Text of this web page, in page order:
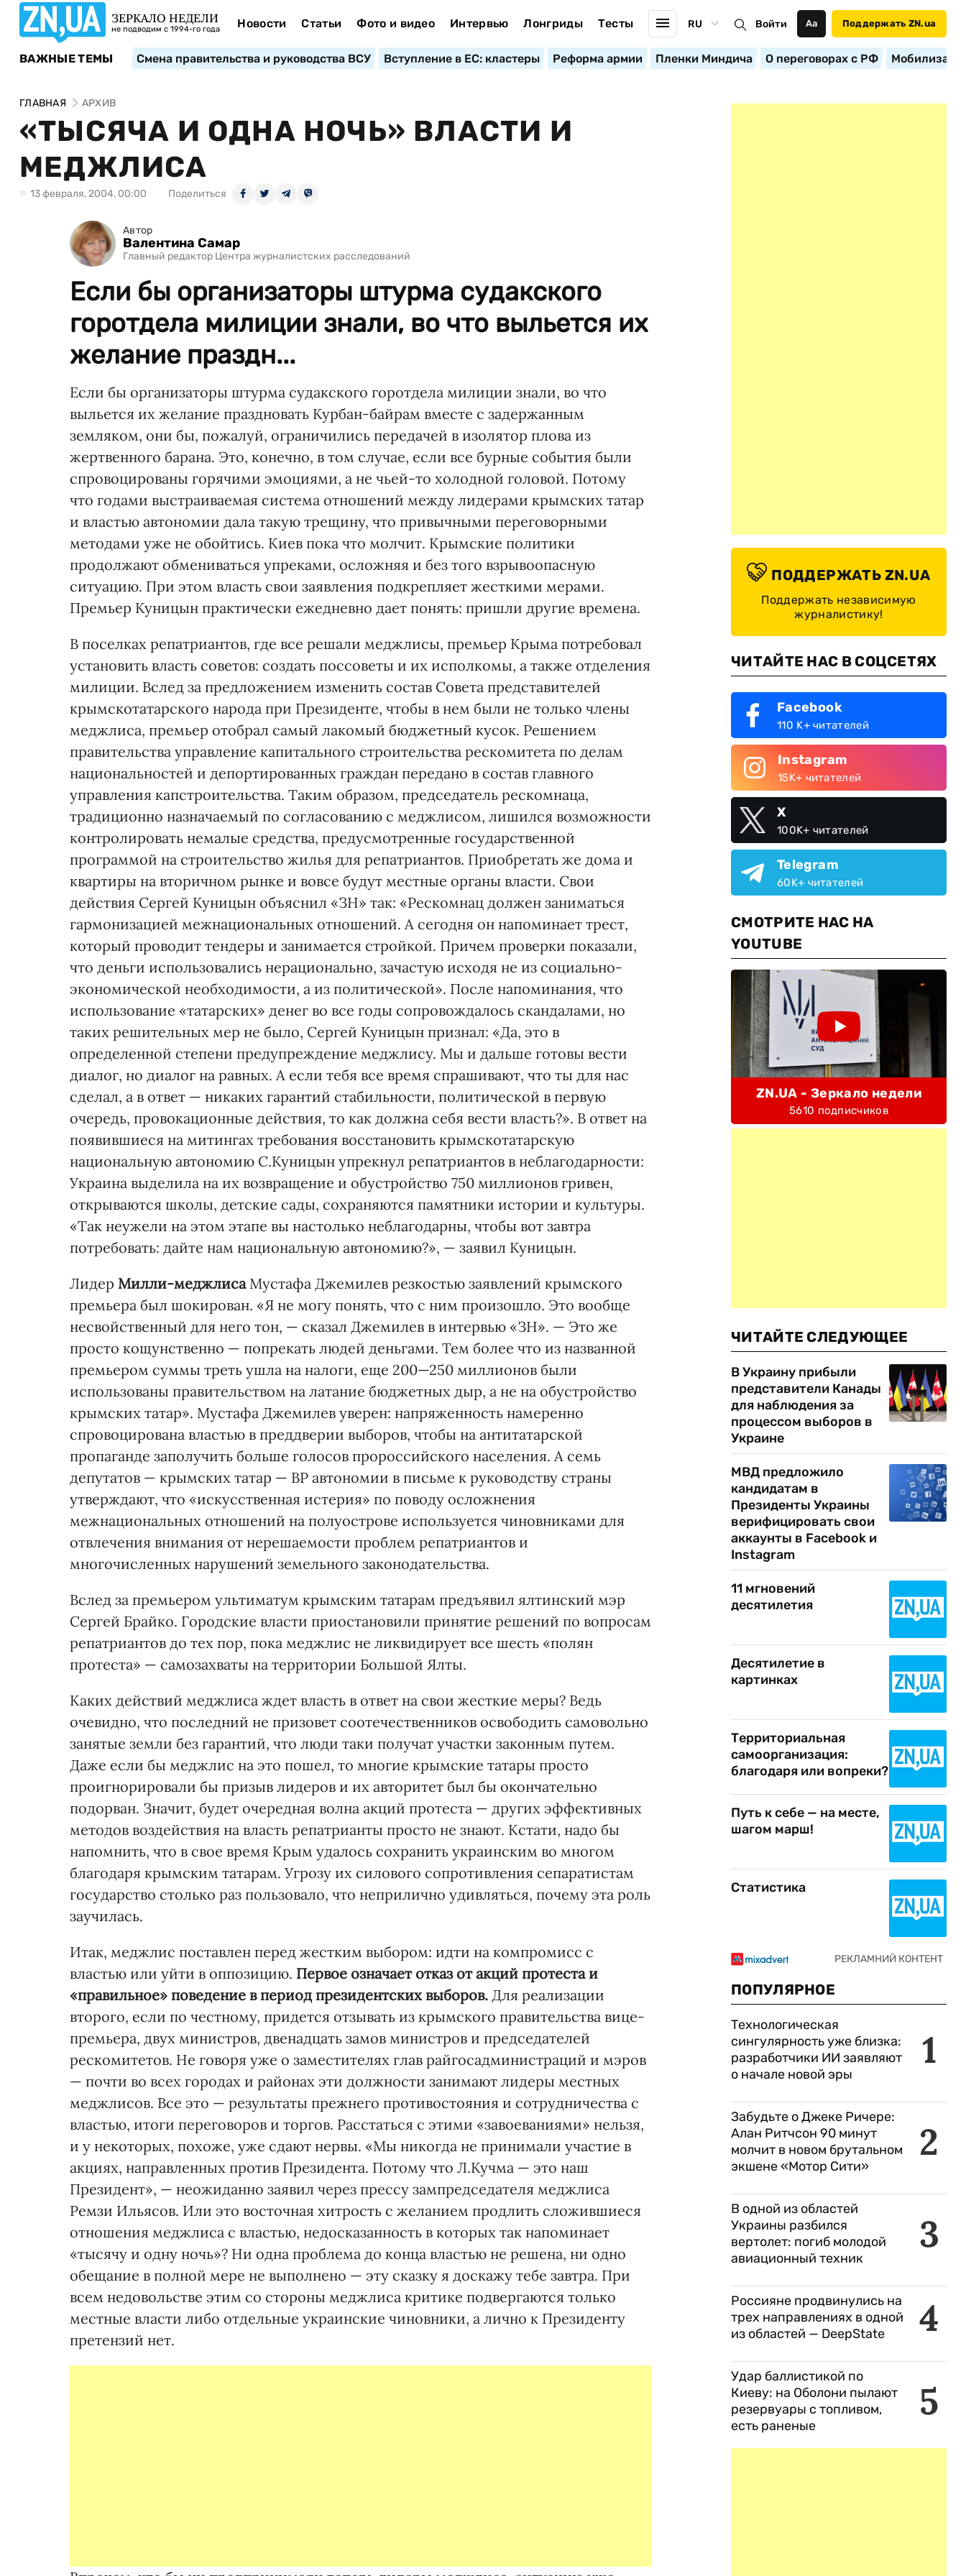
ЗЕРКАЛО НЕДЕЛИ
не подводим с 1994-го года Новости Статьи Фото и видео Интервью Лонгриды Тесты RU Войти Аа Поддержать ZN.ua
ВАЖНЫЕ ТЕМЫ Смена правительства и руководства ВСУ Вступление в ЕС: кластеры Реформа армии Пленки Миндича О переговорах с РФ
ГЛАВНАЯ АРХИВ
«ТЫСЯЧА И ОДНА НОЧЬ» ВЛАСТИ И
МЕДЖЛИСА
13 февраля, 2004, 00:00 Поделиться
Автор
Валентина Самар
Главный редактор Центра журналистских расследований
Если бы организаторы штурма судакского
горотдела милиции знали, во что выльется их
желание праздн...
Если бы организаторы штурма судакского горотдела милиции знали, во что
выльется их желание праздновать Курбан-байрам вместе с задержанным
земляком, они бы, пожалуй, ограничились передачей в изолятор плова из
жертвенного барана. Это, конечно, в том случае, если все бурные события были
спровоцированы горячими эмоциями, а не чьей-то холодной головой. Потому
что годами выстраиваемая система отношений между лидерами крымских татар
и властью автономии дала такую трещину, что привычными переговорными
методами уже не обойтись. Киев пока что молчит. Крымские политики
продолжают обмениваться упреками, осложняя и без того взрывоопасную
ситуацию. При этом власть свои заявления подкрепляет жесткими мерами.
Премьер Куницын практически ежедневно дает понять: пришли другие времена.
В поселках репатриантов, где все решали меджлисы, премьер Крыма потребовал
установить власть советов: создать поссоветы и их исполкомы, а также отделения
милиции. Вслед за предложением изменить состав Совета представителей
крымскотатарского народа при Президенте, чтобы в нем были не только члены
меджлиса, премьер отобрал самый лакомый бюджетный кусок. Решением
правительства управление капитального строительства рескомитета по делам
национальностей и депортированных граждан передано в состав главного
управления капстроительства. Таким образом, председатель рескомнаца,
традиционно назначаемый по согласованию с меджлисом, лишился возможности
контролировать немалые средства, предусмотренные государственной
программой на строительство жилья для репатриантов. Приобретать же дома и
квартиры на вторичном рынке и вовсе будут местные органы власти. Свои
действия Сергей Куницын объяснил «ЗН» так: «Рескомнац должен заниматься
гармонизацией межнациональных отношений. А сегодня он напоминает трест,
который проводит тендеры и занимается стройкой. Причем проверки показали,
что деньги использовались нерационально, зачастую исходя не из социально-
экономической необходимости, а из политической». После напоминания, что
использование «татарских» денег во все годы сопровождалось скандалами, но
таких решительных мер не было, Сергей Куницын признал: «Да, это в
определенной степени предупреждение меджлису. Мы и дальше готовы вести
диалог, но диалог на равных. А если тебя все время спрашивают, что ты для нас
сделал, а в ответ — никаких гарантий стабильности, политической в первую
очередь, провокационные действия, то как должна себя вести власть?». В ответ на
появившиеся на митингах требования восстановить крымскотатарскую
национальную автономию С.Куницын упрекнул репатриантов в неблагодарности:
Украина выделила на их возвращение и обустройство 750 миллионов гривен,
открываются школы, детские сады, сохраняются памятники истории и культуры.
«Так неужели на этом этапе вы настолько неблагодарны, чтобы вот завтра
потребовать: дайте нам национальную автономию?», — заявил Куницын.
Лидер Милли-меджлисаМустафа Джемилев резкостью заявлений крымского
премьера был шокирован. «Я не могу понять, что с ним произошло. Это вообще
несвойственный для него тон, — сказал Джемилев в интервью «ЗН». — Это же
просто кощунственно — попрекать людей деньгами. Тем более что из названной
премьером суммы треть ушла на налоги, еще 200—250 миллионов были
использованы правительством на латание бюджетных дыр, а не на обустройство
крымских татар». Мустафа Джемилев уверен: напряженность намеренно
спровоцирована властью в преддверии выборов, чтобы на антитатарской
пропаганде заполучить больше голосов пророссийского населения. А семь
депутатов — крымских татар — ВР автономии в письме к руководству страны
утверждают, что «искусственная истерия» по поводу осложнения
межнациональных отношений на полуострове используется чиновниками для
отвлечения внимания от нерешаемости проблем репатриантов и
многочисленных нарушений земельного законодательства.
Вслед за премьером ультиматум крымским татарам предъявил ялтинский мэр
Сергей Брайко. Городские власти приостановили принятие решений по вопросам
репатриантов до тех пор, пока меджлис не ликвидирует все шесть «полян
протеста» — самозахваты на территории Большой Ялты.
Каких действий меджлиса ждет власть в ответ на свои жесткие меры? Ведь
очевидно, что последний не призовет соотечественников освободить самовольно
занятые земли без гарантий, что люди таки получат участки законным путем.
Даже если бы меджлис на это пошел, то многие крымские татары просто
проигнорировали бы призыв лидеров и их авторитет был бы окончательно
подорван. Значит, будет очередная волна акций протеста — других эффективных
методов воздействия на власть репатрианты просто не знают. Кстати, надо бы
напомнить, что в свое время Крым удалось сохранить украинским во многом
благодаря крымским татарам. Угрозу их силового сопротивления сепаратистам
государство столько раз пользовало, что неприлично удивляться, почему эта роль
заучилась.
Итак, меджлис поставлен перед жестким выбором: идти на компромисс с
властью или уйти в оппозицию. Первое означает отказ от акций протеста и
«правильное» поведение в период президентских выборов. Для реализации
второго, если по честному, придется отзывать из крымского правительства вице-
премьера, двух министров, двенадцать замов министров и председателей
рескомитетов. Не говоря уже о заместителях глав райгосадминистраций и мэров
— почти во всех городах и районах эти должности занимают лидеры местных
меджлисов. Все это — результаты прежнего противостояния и сотрудничества с
властью, итоги переговоров и торгов. Расстаться с этими «завоеваниями» нельзя,
и у некоторых, похоже, уже сдают нервы. «Мы никогда не принимали участие в
акциях, направленных против Президента. Потому что Л.Кучма — это наш
Президент», — неожиданно заявил через прессу зампредседателя меджлиса
Ремзи Ильясов. Или это восточная хитрость с желанием продлить сложившиеся
отношения меджлиса с властью, недосказанность в которых так напоминает
«тысячу и одну ночь»? Ни одна проблема до конца властью не решена, ни одно
обещание в полной мере не выполнено — эту сказку я доскажу тебе завтра. При
всем недовольстве этим со стороны меджлиса критике подвергаются только
местные власти либо отдельные украинские чиновники, а лично к Президенту
претензий нет.
ПОДДЕРЖАТЬ ZN.UA
Поддержать независимую
журналистику!
ЧИТАЙТЕ НАС В СОЦСЕТЯХ
Facebook
110 K+ читателей
Instagram
15K+ читателей
X
100K+ читателей
Telegram
60K+ читателей
СМОТРИТЕ НАС НА
YOUTUBE
ZN.UA - Зеркало недели
5610 подписчиков
ЧИТАЙТЕ СЛЕДУЮЩЕЕ
В Украину прибыли
представители Канады
для наблюдения за
процессом выборов в
Украине
МВД предложило
кандидатам в
Президенты Украины
верифицировать свои
аккаунты в Facebook и
Instagram
11 мгновений
десятилетия
Десятилетие в
картинках
Территориальная
самоорганизация:
благодаря или вопреки?
Путь к себе — на месте,
шагом марш!
Статистика
ПОПУЛЯРНОЕ
1
Технологическая
сингулярность уже близка:
разработчики ИИ заявляют
о начале новой эры
2
Забудьте о Джеке Ричере:
Алан Ритчсон 90 минут
молчит в новом брутальном
экшене «Мотор Сити»
3
В одной из областей
Украины разбился
вертолет: погиб молодой
авиационный техник
4
Россияне продвинулись на
трех направлениях в одной
из областей — DeepState
5
Удар баллистикой по
Киеву: на Оболони пылают
резервуары с топливом,
есть раненые